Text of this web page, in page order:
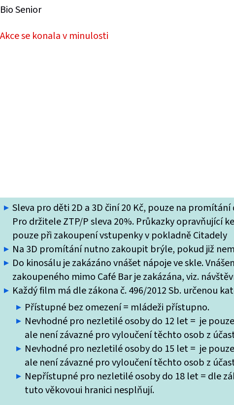
Sleva pro děti 2D a 3D činí 20 Kč, pouze na
Pro držitele ZTP/P sleva 20%. Průkazky opravňující
pouze při zakoupení vstupenky v pokladně Citadely
Na 3D promítání nutno zakoupit brýle, pokud již
Do kinosálu je zakázáno vnášet nápoje ve skle.
zakoupeného mimo Café Bar je zakázána, viz.
Každý film má dle zákona č. 496/2012 Sb. určenou
Přístupné bez omezení = mládeži přístupno.
Nevhodné pro nezletilé osoby do 12 let = je
ale není závazné pro vyloučení těchto osob z
Nevhodné pro nezletilé osoby do 15 let = je
ale není závazné pro vyloučení těchto osob z
Nepřístupné pro nezletilé osoby do 18 let = dle
tuto věkovoui hranici nesplňují.
Bio Senior
Akce se konala v minulosti